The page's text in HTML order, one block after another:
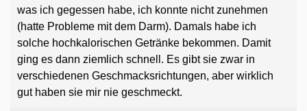
was ich gegessen habe, ich konnte nicht zunehmen
(hatte Probleme mit dem Darm). Damals habe ich
solche hochkalorischen Getränke bekommen. Damit
ging es dann ziemlich schnell. Es gibt sie zwar in
verschiedenen Geschmacksrichtungen, aber wirklich
gut haben sie mir nie geschmeckt.